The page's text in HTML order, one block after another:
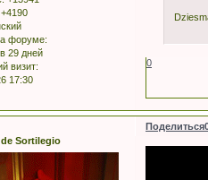
+4190
форуме:
29 дней
визит:
17:30
0
Поделиться
de Sortilegio